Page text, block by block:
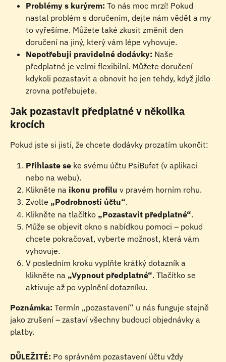
Problémy s kurýrem: To nás moc mrzí! Pokud
nastal problém s doručením, dejte nám vědět a my
to vyřešíme. Můžete také zkusit změnit den
doručení na jiný, který vám lépe vyhovuje.
Nepotřebuji pravidelné dodávky: Naše
předplatné je velmi flexibilní. Můžete doručení
kdykoli pozastavit a obnovit ho jen tehdy, když jídlo
zrovna potřebujete.
Jak pozastavit předplatné v několika
krocích
Pokud jste si jistí, že chcete dodávky prozatím ukončit:
Přihlaste se ke svému účtu PsiBufet (v aplikaci
nebo na webu).
Klikněte na ikonu profilu v pravém horním rohu.
Zvolte „Podrobnosti účtu“.
Klikněte na tlačítko „Pozastavit předplatné“.
Může se objevit okno s nabídkou pomoci – pokud
chcete pokračovat, vyberte možnost, která vám
vyhovuje.
V posledním kroku vyplňte krátký dotazník a
klikněte na „Vypnout předplatné“. Tlačítko se
aktivuje až po vyplnění dotazníku.
Poznámka: Termín „pozastavení“ u nás funguje stejně
jako zrušení – zastaví všechny budoucí objednávky a
platby.
DŮLEŽITÉ: Po správném pozastavení účtu vždy